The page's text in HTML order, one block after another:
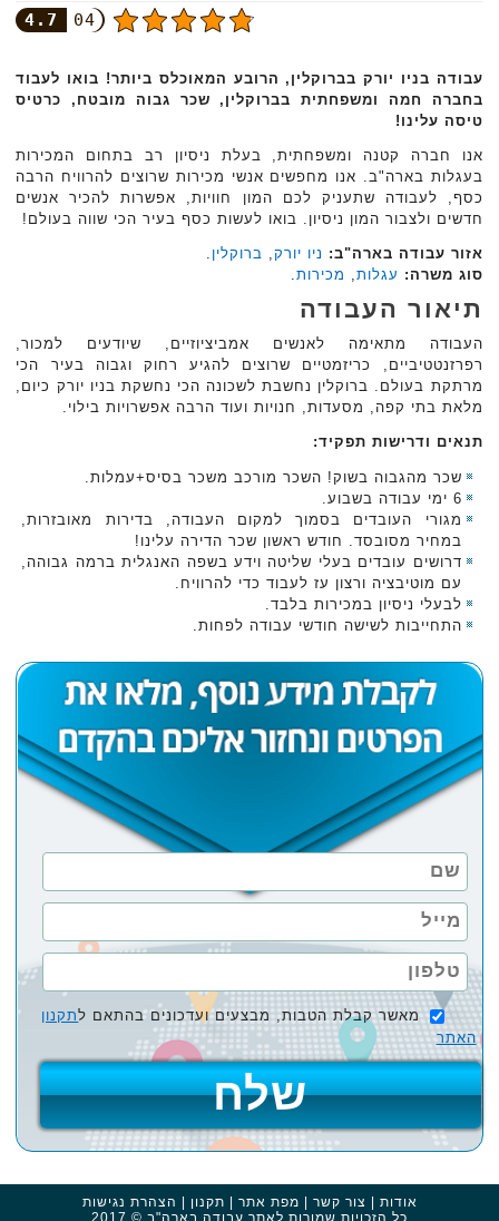
4.7 04
עבודה בניו יורק בברוקלין, הרובע המאוכלס ביותר! בואו לעבוד
בחברה חמה ומשפחתית בברוקלין, שכר גבוה מובטח, כרטיס
טיסה עלינו!
אנו חברה קטנה ומשפחתית, בעלת ניסיון רב בתחום המכירות
בעגלות בארה"ב. אנו מחפשים אנשי מכירות שרוצים להרוויח הרבה
כסף, לעבודה שתעניק לכם המון חוויות, אפשרות להכיר אנשים
חדשים ולצבור המון ניסיון. בואו לעשות כסף בעיר הכי שווה בעולם!
אזור עבודה בארה"ב: ניו יורק ברוקלין
סוג משרה: עגלות מכירות
תיאור העבודה
העבודה מתאימה לאנשים אמביציוזיים, שיודעים למכור,
רפרזנטטיביים, כריזמטיים שרוצים להגיע רחוק וגבוה בעיר הכי
מרתקת בעולם. ברוקלין נחשבת לשכונה הכי נחשקת בניו יורק כיום,
מלאת בתי קפה, מסעדות, חנויות ועוד הרבה אפשרויות בילוי.
תנאים ודרישות תפקיד:
שכר מהגבוה בשוק! השכר מורכב משכר בסיס+עמלות.
6 ימי עבודה בשבוע.
מגורי העובדים בסמוך למקום העבודה, בדירות מאובזרות,
במחיר מסובסד. חודש ראשון שכר הדירה עלינו!
דרושים עובדים בעלי שליטה וידע בשפה האנגלית ברמה גבוהה,
עם מוטיבציה ורצון עז לעבוד כדי להרוויח.
לבעלי ניסיון במכירות בלבד.
התחייבות לשישה חודשי עבודה לפחות.
מאשר קבלת הטבות, מבצעים ועדכונים בהתאם לתקנון
האתר
אודות | צור קשר | מפת אתר | תקנון | הצהרת נגישות
כל הזכויות שמורות לאתר עבודה בארה"ב © 2017